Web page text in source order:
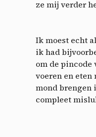
ze mij verder
Ik moest echt
ik had
om de pincode
voeren en
mond brengen
compleet